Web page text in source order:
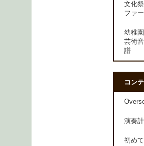
文化
ファ
幼稚
芸術
譜
コン
演奏
初め